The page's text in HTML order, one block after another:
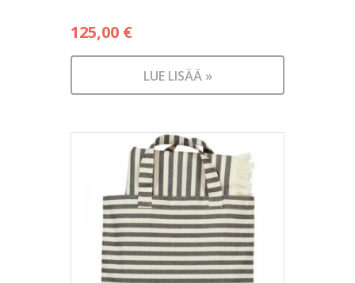
125,00 €
LUE LISÄÄ »